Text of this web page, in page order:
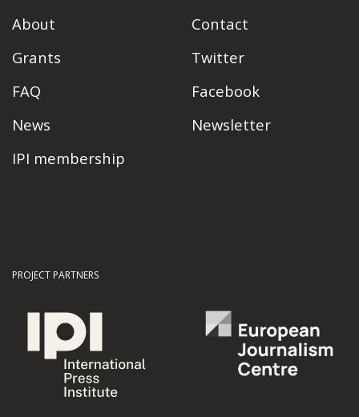
About
Grants
FAQ
News
IPI membership
Contact
Twitter
Facebook
Newsletter
PROJECT PARTNERS